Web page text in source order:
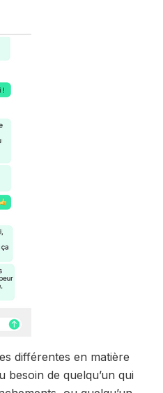
différentes en matière
de quelqu’un qui